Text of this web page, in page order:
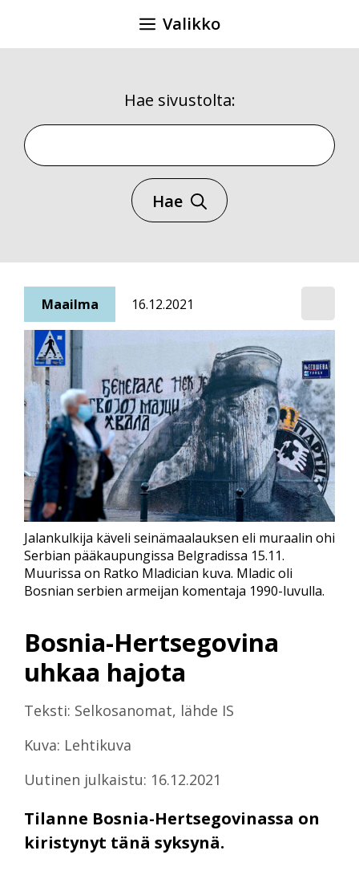
Valikko
Hae sivustolta:
Hae sivustolta
Hae
Maailma 16.12.2021
Bosnia-Hertsegovina
uhkaa hajota
Teksti: Selkosanomat, lähde IS
Kuva: Lehtikuva
Uutinen julkaistu: 16.12.2021
Tilanne Bosnia-Hertsegovinassa on
kiristynyt tänä syksynä.
Jalankulkija käveli seinämaalauksen eli muraalin ohi
Serbian pääkaupungissa Belgradissa 15.11.
Muurissa on Ratko Mladician kuva. Mladic oli
Bosnian serbien armeijan komentaja 1990-luvulla.